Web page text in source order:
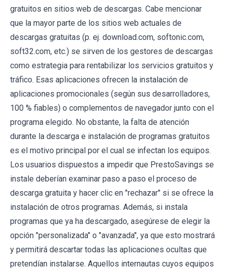
gratuitos en sitios web de descargas. Cabe mencionar
que la mayor parte de los sitios web actuales de
descargas gratuitas (p. ej. download.com, softonic.com,
soft32.com, etc.) se sirven de los gestores de descargas
como estrategia para rentabilizar los servicios gratuitos y
tráfico. Esas aplicaciones ofrecen la instalación de
aplicaciones promocionales (según sus desarrolladores,
100 % fiables) o complementos de navegador junto con el
programa elegido. No obstante, la falta de atención
durante la descarga e instalación de programas gratuitos
es el motivo principal por el cual se infectan los equipos.
Los usuarios dispuestos a impedir que PrestoSavings se
instale deberían examinar paso a paso el proceso de
descarga gratuita y hacer clic en "rechazar" si se ofrece la
instalación de otros programas. Además, si instala
programas que ya ha descargado, asegúrese de elegir la
opción "personalizada" o "avanzada", ya que esto mostrará
y permitirá descartar todas las aplicaciones ocultas que
pretendían instalarse. Aquellos internautas cuyos equipos